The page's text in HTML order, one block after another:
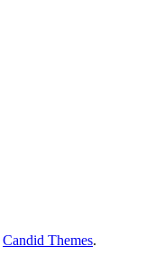
Candid Themes.